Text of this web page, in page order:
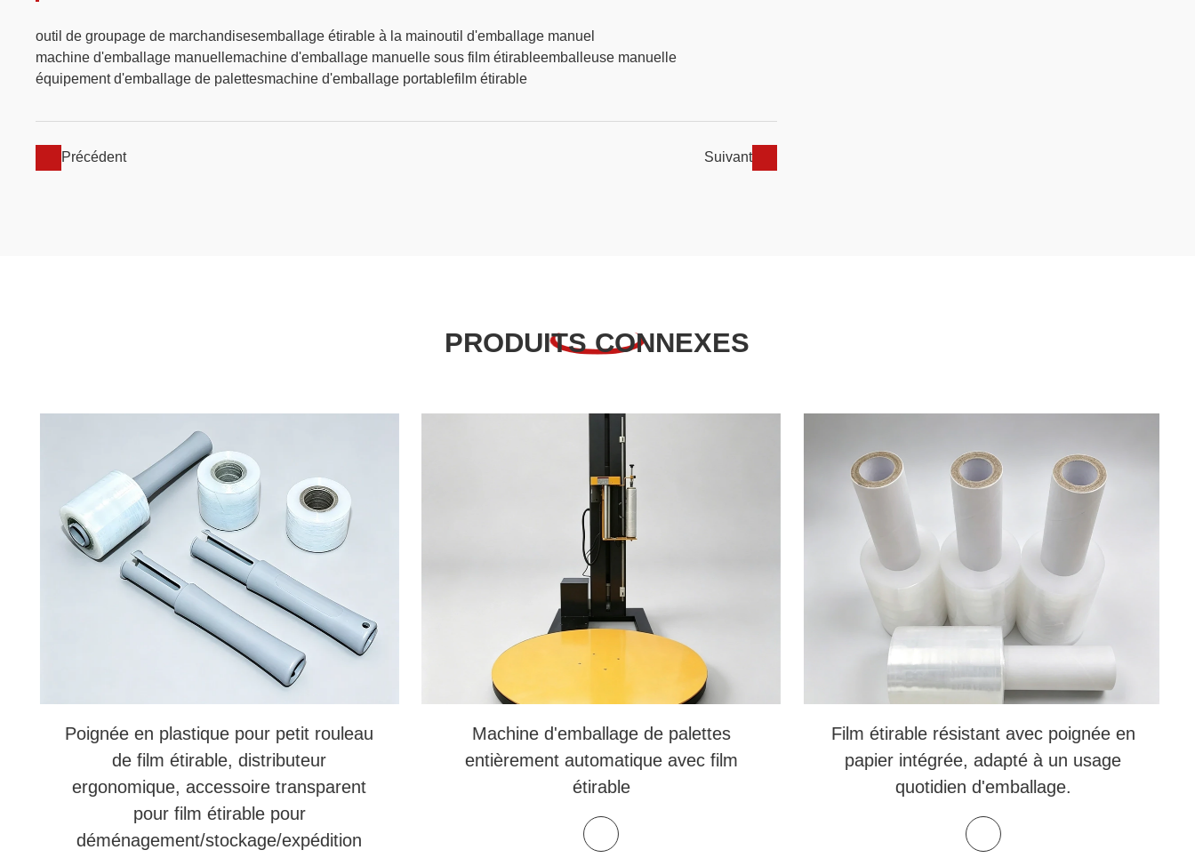
outil de groupage de marchandisesemballage étirable à la mainoutil d'emballage manuel
machine d'emballage manuellemachine d'emballage manuelle sous film étirableemballeuse manuelle
équipement d'emballage de palettesmachine d'emballage portablefilm étirable
Précédent Suivant
PRODUITS CONNEXES
Poignée en plastique pour petit rouleau
de film étirable, distributeur
ergonomique, accessoire transparent
pour film étirable pour
déménagement/stockage/expédition
Machine d'emballage de palettes
entièrement automatique avec film
étirable
Film étirable résistant avec poignée en
papier intégrée, adapté à un usage
quotidien d'emballage.